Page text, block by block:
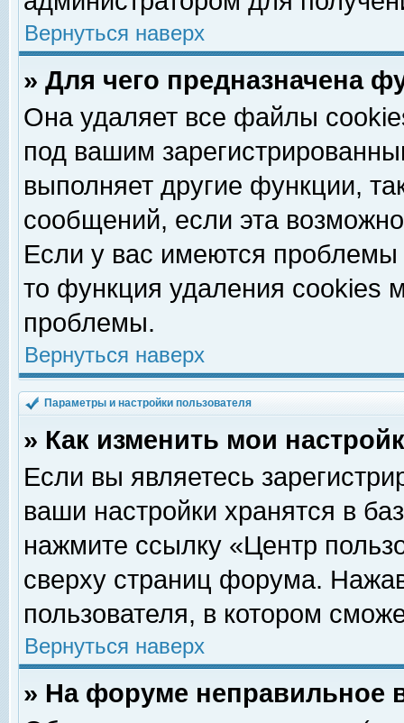
Вернуться наверх
» Для чего предназначена
Она удаляет все файлы
под вашим
выполняет другие функции,
сообщений, если эта
Если у вас имеются
то функция удаления cookies
проблемы.
Вернуться наверх
Параметры и настройки пользователя
» Как изменить мои
Если вы являетесь
ваши настройки хранятся в
нажмите ссылку «Центр
сверху страниц форума.
пользователя, в котором
Вернуться наверх
» На форуме неправильное